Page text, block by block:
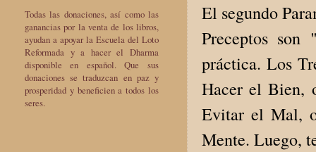
El segundo
Preceptos
práctica. Los
Hacer el Bien,
Evitar el Mal,
Mente. Luego,
Todas las donaciones, así como las
ganancias por la venta de los libros,
ayudan a apoyar la Escuela del Loto
Reformada y a hacer el Dharma
disponible en español. Que sus
donaciones se traduzcan en paz y
prosperidad y beneficien a todos los
seres.